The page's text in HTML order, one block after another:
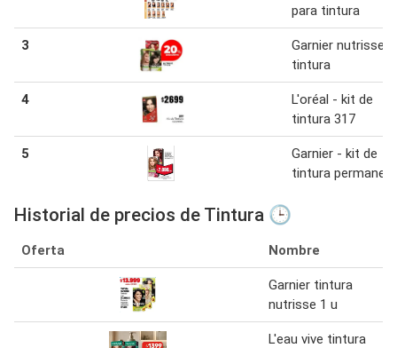
para tintura
3
Garnier nutrisse
tintura
4
L'oréal - kit de
tintura 317
5
Garnier - kit de
tintura
Historial de precios de Tintura 🕒
Oferta Nombre
Garnier tintura
nutrisse 1 u
L'eau vive tintura